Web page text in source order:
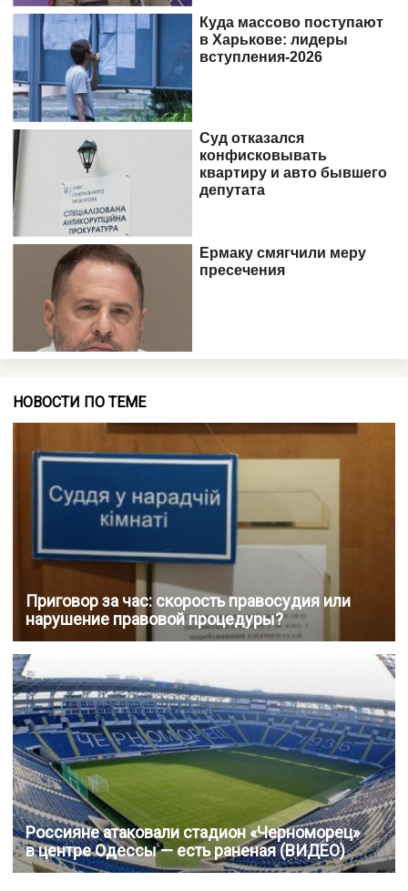
НОВОСТИ ПО ТЕМЕ
Приговор за час: скорость правосудия или
нарушение правовой процедуры?
Россияне атаковали стадион «Черноморец»
в центре Одессы — есть раненая (ВИДЕО)